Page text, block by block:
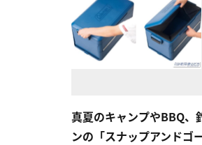
真夏のキャンプやBBQ、
ンの「スナップアンドゴ